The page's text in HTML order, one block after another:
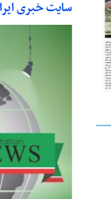
سایت خبری